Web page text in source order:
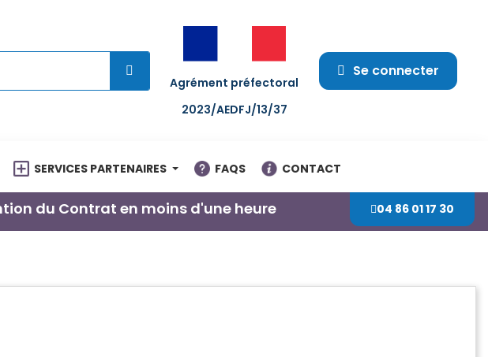
Agrément préfectoral
2023/AEDFJ/13/37
Se connecter
SERVICES PARTENAIRES FAQS CONTACT
du Contrat en moins d'une heure 04 86 01 17 30